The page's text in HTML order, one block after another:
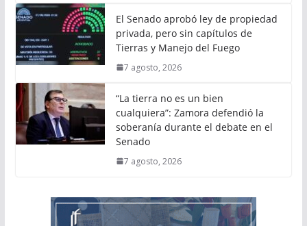
El Senado aprobó ley de propiedad
privada, pero sin capítulos de
Tierras y Manejo del Fuego
7 agosto, 2026
“La tierra no es un bien
cualquiera”: Zamora defendió la
soberanía durante el debate en el
Senado
7 agosto, 2026